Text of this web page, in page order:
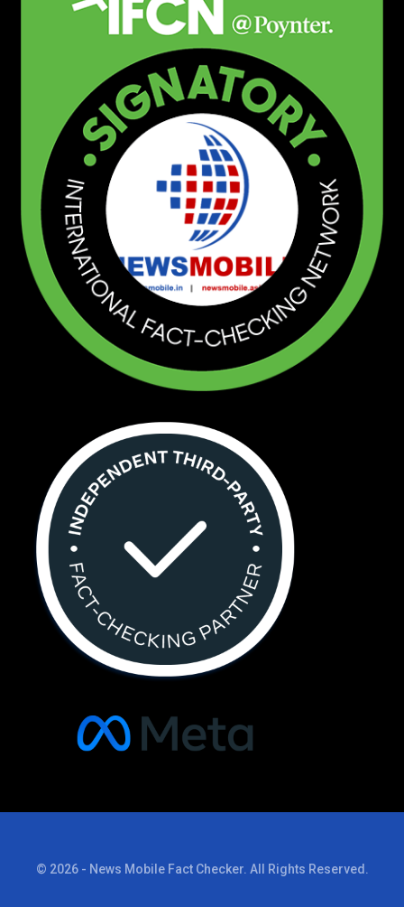
© 2026 - News Mobile Fact Checker. All Rights Reserved.